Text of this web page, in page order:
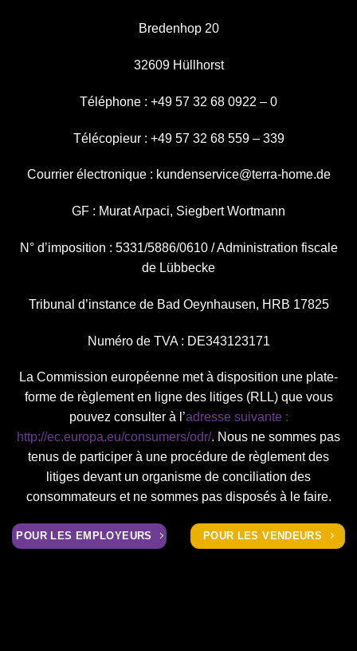
Bredenhop 20
32609 Hüllhorst
Téléphone : +49 57 32 68 0922 – 0
Télécopieur : +49 57 32 68 559 – 339
Courrier électronique : kundenservice@terra-home.de
GF : Murat Arpaci, Siegbert Wortmann
N° d’imposition : 5331/5886/0610 / Administration fiscale
de Lübbecke
Tribunal d’instance de Bad Oeynhausen, HRB 17825
Numéro de TVA : DE343123171
La Commission européenne met à disposition une plate-
forme de règlement en ligne des litiges (RLL) que vous
pouvez consulter à l’adresse suivante :
http://ec.europa.eu/consumers/odr/. Nous ne sommes pas
tenus de participer à une procédure de règlement des
litiges devant un organisme de conciliation des
consommateurs et ne sommes pas disposés à le faire.
POUR LES EMPLOYEURS POUR LES VENDEURS